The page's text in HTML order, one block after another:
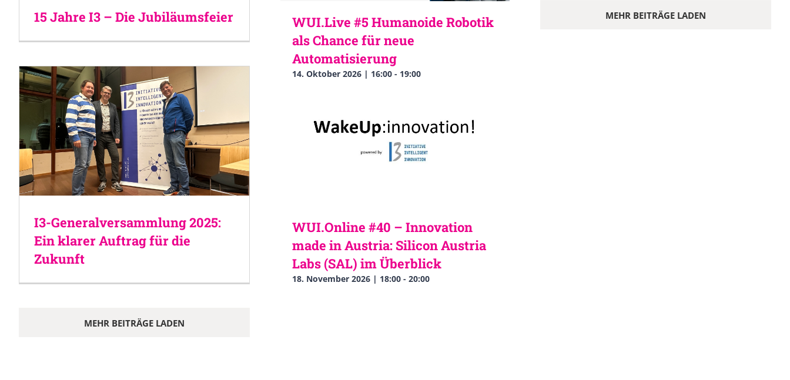
15 Jahre I3 – Die Jubiläumsfeier
I3-Generalversammlung 2025:
Ein klarer Auftrag für die
Zukunft
MEHR BEITRÄGE LADEN
WUI.Live #5 Humanoide Robotik
als Chance für neue
Automatisierung
14. Oktober 2026 | 16:00- 19:00
WUI.Online #40 – Innovation
made in Austria: Silicon Austria
Labs (SAL) im Überblick
18. November 2026 | 18:00- 20:00
MEHR BEITRÄGE LADEN